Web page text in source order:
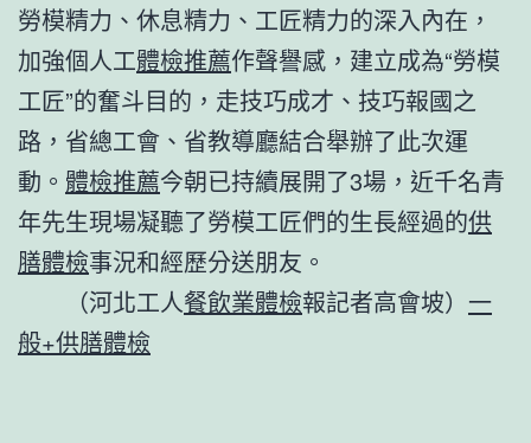
勞模精力、休息精力、工匠精力的深入內在，
加強個人工體檢推薦作聲譽感，建立成為“勞模
工匠”的奮斗目的，走技巧成才、技巧報國之
路，省總工會、省教導廳結合舉辦了此次運
動。 體檢推薦今朝已持續展開了3場，近千名青
年先生現場凝聽了勞模工匠們的生長經過的供
膳體檢事況和經歷分送朋友。
（河北工人餐飲業體檢報記者高會坡） 一
般+供膳體檢